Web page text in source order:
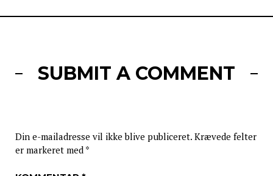
SUBMIT A COMMENT
Din e-mailadresse vil ikke blive publiceret. Krævede felter
er markeret med *